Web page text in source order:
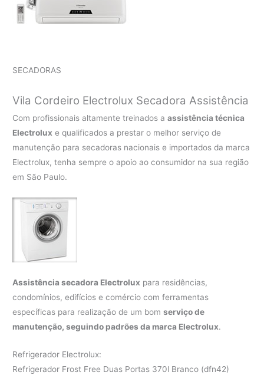
SECADORAS
Vila Cordeiro Electrolux Secadora Assistência
Com profissionais altamente treinados aassistência técnica
Electrolux e qualificados a prestar o melhor serviço de
manutenção para secadoras nacionais e importados da marca
Electrolux, tenha sempre o apoio ao consumidor na sua região
em São Paulo.
Assistência secadora Electrolux para residências,
condomínios, edifícios e comércio com ferramentas
específicas para realização de um bomserviço de
manutenção, seguindo padrões da marca Electrolux.
Refrigerador Electrolux:
Refrigerador Frost Free Duas Portas 370l Branco (dfn42)